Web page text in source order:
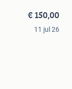
€ 150,00
11 jul 26